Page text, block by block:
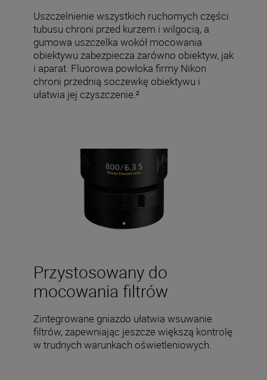
Uszczelnienie wszystkich ruchomych części
tubusu chroni przed kurzem i wilgocią, a
gumowa uszczelka wokół mocowania
obiektywu zabezpiecza zarówno obiektyw, jak
i aparat. Fluorowa powłoka firmy Nikon
chroni przednią soczewkę obiektywu i
ułatwia jej czyszczenie.²
Przystosowany do
mocowania filtrów
Zintegrowane gniazdo ułatwia wsuwanie
filtrów, zapewniając jeszcze większą kontrolę
w trudnych warunkach oświetleniowych.